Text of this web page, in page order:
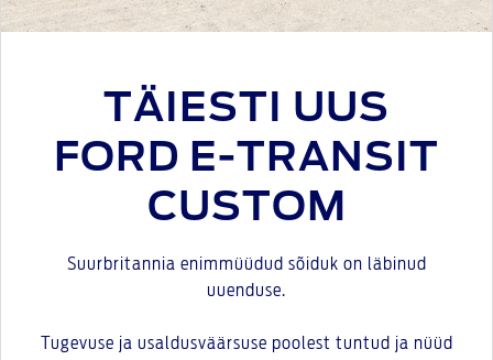
TÄIESTI UUS
FORD E-TRANSIT
CUSTOM
Suurbritannia enimmüüdud sõiduk on läbinud
uuenduse.
Tugevuse ja usaldusväärsuse poolest tuntud ja nüüd